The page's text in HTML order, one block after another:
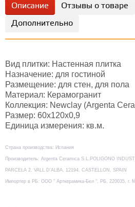
Описание Отзывы о товаре
Дополнительно
Вид плитки: Настенная плитка
Назначение: для гостиной
Размещение: для стен, для пола
Материал: Керамогранит
Коллекция: Newclay (Argenta
Размер: 60х120х0,9
Единица измерения: кв.м.
Страна производства: Испания
Производитель: Argenta Ceramica S.L.POLIGONO
PARCELA 2, VALL D'ALBA, 12194, CASTELLON, SPAIN
Импортер в РБ: ООО " Арткерамика-Бел ", РБ, 220035, г.